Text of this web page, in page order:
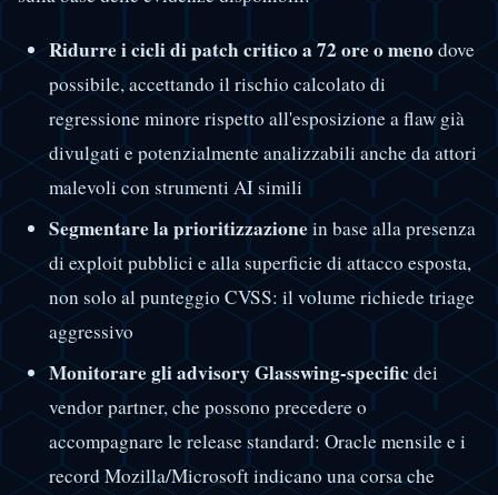
Ridurre i cicli di patch critico a 72 ore o menodove
possibile, accettando il rischio calcolato di
regressione minore rispetto all'esposizione a flaw già
divulgati e potenzialmente analizzabili anche da attori
malevoli con strumenti AI simili
Segmentare la prioritizzazionein base alla presenza
di exploit pubblici e alla superficie di attacco esposta,
non solo al punteggio CVSS: il volume richiede triage
aggressivo
Monitorare gli advisory Glasswing-specificdei
vendor partner, che possono precedere o
accompagnare le release standard: Oracle mensile e i
record Mozilla/Microsoft indicano una corsa che